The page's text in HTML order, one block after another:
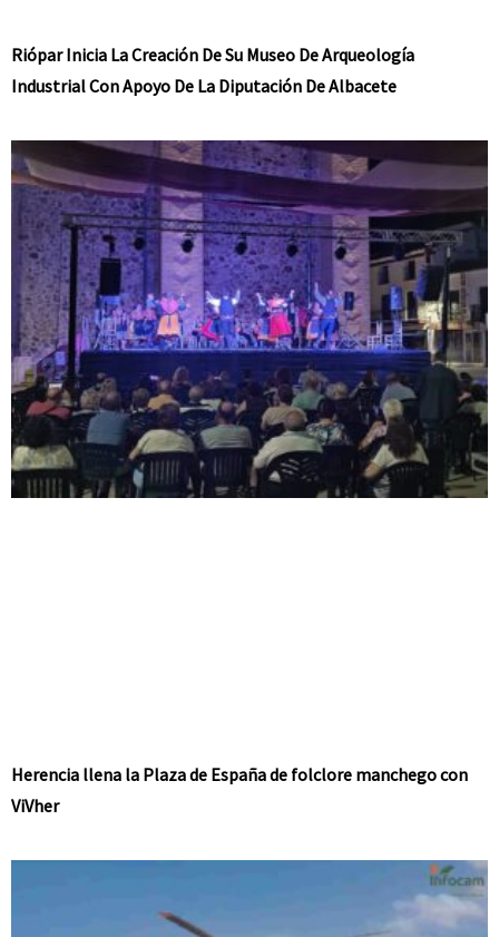
Riópar Inicia La Creación De Su Museo De Arqueología
Industrial Con Apoyo De La Diputación De Albacete
Herencia llena la Plaza de España de folclore manchego con
ViVher